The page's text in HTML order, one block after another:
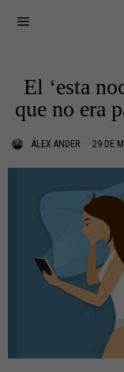
El ‘esta
que no era
ÁLEX ANDER 29 DE